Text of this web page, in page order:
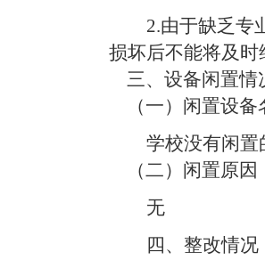
2.由于缺乏专
损坏后不能将及时
三、设备闲置情
（一）闲置设备
学校没有闲置
（二）闲置原因
无
四、整改情况